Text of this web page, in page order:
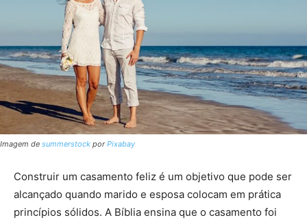
Imagem de summerstock porPixabay
Construir um casamento feliz é um objetivo que pode ser
alcançado quando marido e esposa colocam em prática
princípios sólidos. A Bíblia ensina que o casamento foi